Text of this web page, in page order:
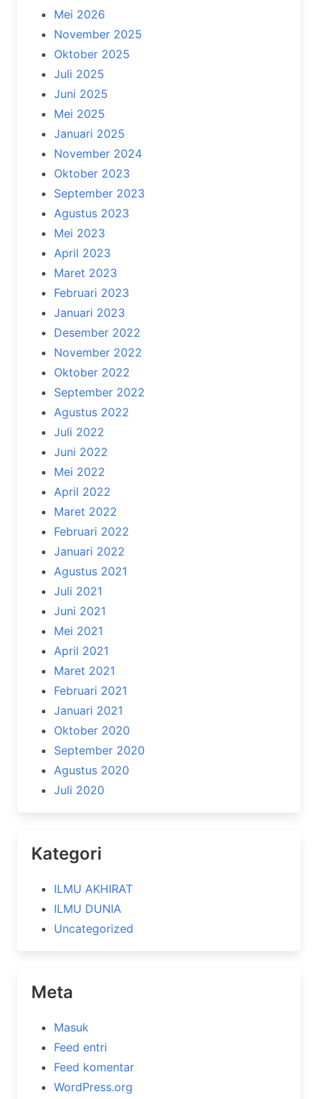
Mei 2026
November 2025
Oktober 2025
Juli 2025
Juni 2025
Mei 2025
Januari 2025
November 2024
Oktober 2023
September 2023
Agustus 2023
Mei 2023
April 2023
Maret 2023
Februari 2023
Januari 2023
Desember 2022
November 2022
Oktober 2022
September 2022
Agustus 2022
Juli 2022
Juni 2022
Mei 2022
April 2022
Maret 2022
Februari 2022
Januari 2022
Agustus 2021
Juli 2021
Juni 2021
Mei 2021
April 2021
Maret 2021
Februari 2021
Januari 2021
Oktober 2020
September 2020
Agustus 2020
Juli 2020
Kategori
ILMU AKHIRAT
ILMU DUNIA
Uncategorized
Meta
Masuk
Feed entri
Feed komentar
WordPress.org